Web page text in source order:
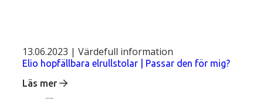
13.06.2023 | Värdefull information
Elio hopfällbara elrullstolar | Passar den för mig?
Läs mer